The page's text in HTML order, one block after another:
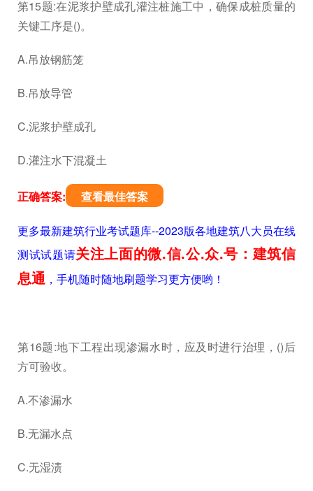
第15题:在泥浆护壁成孔灌注桩施工中，确保成桩质量的
关键工序是()。
A.吊放钢筋笼
B.吊放导管
C.泥浆护壁成孔
D.灌注水下混凝土
正确答案: 查看最佳答案
更多最新建筑行业考试题库--2023版各地建筑八大员在线
测试试题请关注上面的微.信.公.众.号：建筑信
息通，手机随时随地刷题学习更方便哟！
第16题:地下工程出现渗漏水时，应及时进行治理，()后
方可验收。
A.不渗漏水
B.无漏水点
C.无湿渍